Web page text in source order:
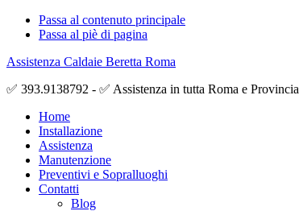
Passa al contenuto principale
Passa al piè di pagina
Assistenza Caldaie Beretta Roma
✅ 393.9138792 - ✅ Assistenza in tutta Roma e Provincia
Home
Installazione
Assistenza
Manutenzione
Preventivi e Sopralluoghi
Contatti
Blog